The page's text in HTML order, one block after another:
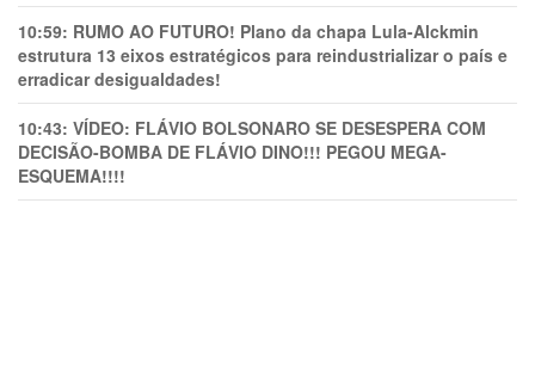
10:59: RUMO AO FUTURO! Plano da chapa Lula-Alckmin
estrutura 13 eixos estratégicos para reindustrializar o país e
erradicar desigualdades!
10:43: VÍDEO: FLÁVIO BOLSONARO SE DESESPERA COM
DECISÃO-BOMBA DE FLÁVIO DINO!!! PEGOU MEGA-
ESQUEMA!!!!